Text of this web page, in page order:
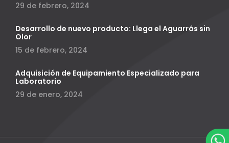
29 de febrero, 2024
Desarrollo de nuevo producto: Llega el Aguarrás sin
Olor
15 de febrero, 2024
Adquisición de Equipamiento Especializado para
Laboratorio
29 de enero, 2024